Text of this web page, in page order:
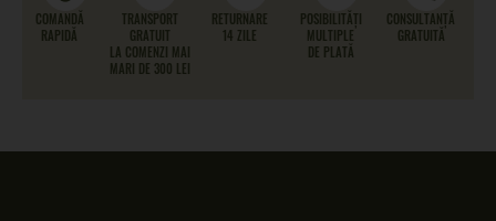
COMANDĂ
RAPIDĂ
TRANSPORT
GRATUIT
LA COMENZI MAI
MARI DE 300 LEI
RETURNARE
14 ZILE
POSIBILITĂȚI
MULTIPLE
DE PLATĂ
CONSULTANȚĂ
GRATUITĂ